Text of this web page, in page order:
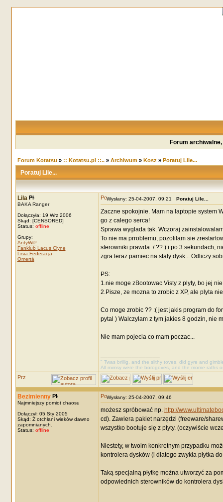
Forum
Forum Kotatsu » :: Kotatsu.pl ::..» Archiwum» Kosz » Poratuj Lile...
Poratuj Lile...
Lila
BAKA Ranger
Dołączyła: 19 Wrz 2006
Skąd: [CENSORED]
Status: offline
Grupy:
AntyWiP
Fanklub Lacus Clyne
Lisia Federacja
Omertà
Wysłany: 25-04-2007, 09:21 Poratuj Lile...
Zaczne spokojnie. Mam na laptopie system
go z calego serca!
Sprawa wyglada tak. Wczoraj
To nie ma prroblemu, pozolilam sie
sterowniki prawda :/ ?? ) i po 3 sekundach,
zgra teraz pamiec na staly dysk... Odliczy
PS:
1.nie moge zBootowac Visty z plyty, bo jej nie
2.Pisze, ze mozna to zrobic z XP, ale plyta
Co moge zrobic ?? :( jest jakis program do
pytal ) Walczylam z tym jakies 8 godzin, nie
Nie mam pojecia co mam poczac...
" Twas brillig, and the slithy toves, did gyre and
All mimsy were the borogoves, and the mome raths
Bezimienny
Najmniejszy pomiot chaosu
Dołączył: 05 Sty 2005
Skąd: Z otchłani wieków dawno
zapomnianych.
Status: offline
Wysłany: 25-04-2007, 09:46
możesz spróbować np. http://
cd). Zawiera pakiet narzędzi (freeware/
wszystko bootuje się z płyty. (oczywiście
Niestety, w twoim konkretnym przypadku
kontrolera dysków (i dlatego zwykła płytka
Taką specjalną płytkę można utworzyć za
odpowiednich sterowników do kontrolera